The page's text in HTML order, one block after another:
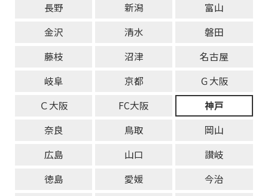
長野
新潟
富山
金沢
清水
磐田
藤枝
沼津
名古屋
岐阜
京都
Ｇ大阪
Ｃ大阪
FC大阪
神戸
奈良
鳥取
岡山
広島
山口
讃岐
徳島
愛媛
今治